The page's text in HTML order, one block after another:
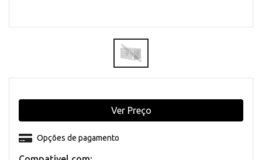
Opções de pagamento
Ver Preço